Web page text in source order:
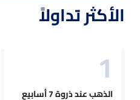
الأكثر تداولاً
الذهب عند ذروة 7 أسابيع